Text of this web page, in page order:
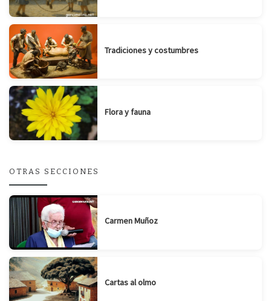
Tradiciones y costumbres
Flora y fauna
OTRAS SECCIONES
Carmen Muñoz
Cartas al olmo